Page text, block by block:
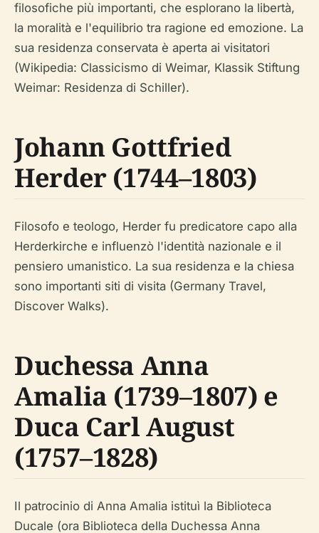
filosofiche più importanti, che esplorano la libertà,
la moralità e l'equilibrio tra ragione ed emozione. La
sua residenza conservata è aperta ai visitatori
(Wikipedia: Classicismo di Weimar, Klassik Stiftung
Weimar: Residenza di Schiller).
Johann Gottfried
Herder (1744–1803)
Filosofo e teologo, Herder fu predicatore capo alla
Herderkirche e influenzò l'identità nazionale e il
pensiero umanistico. La sua residenza e la chiesa
sono importanti siti di visita (Germany Travel,
Discover Walks).
Duchessa Anna
Amalia (1739–1807) e
Duca Carl August
(1757–1828)
Il patrocinio di Anna Amalia istituì la Biblioteca
Ducale (ora Biblioteca della Duchessa Anna